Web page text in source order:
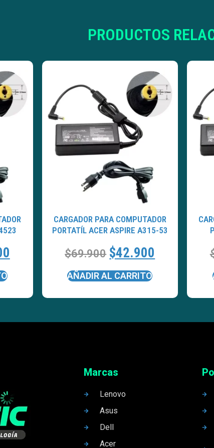
PRODUCTOS
CARGADOR PARA COMPUTADOR
PORTATÍL ACER ASPIRE A315-53
$69.900 $42.900
AÑADIR AL CARRITO
Marcas
Lenovo
Asus
Dell
Acer